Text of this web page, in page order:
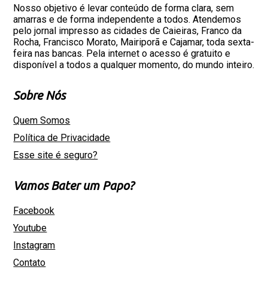
Nosso objetivo é levar conteúdo de forma clara, sem
amarras e de forma independente a todos. Atendemos
pelo jornal impresso as cidades de Caieiras, Franco da
Rocha, Francisco Morato, Mairiporã e Cajamar, toda sexta-
feira nas bancas. Pela internet o acesso é gratuito e
disponível a todos a qualquer momento, do mundo inteiro.
Sobre Nós
Quem Somos
Política de Privacidade
Esse site é seguro?
Vamos Bater um Papo?
Facebook
Youtube
Instagram
Contato